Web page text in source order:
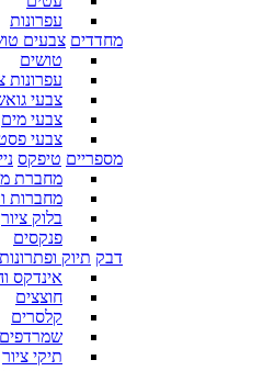
עפרונות
מחדדים צבעים
טושים
עפרונות
צבעי
צבעי מים
צבעי
מספריים טיפקס
מחברת
מחברות
בלוק ציור
פנקסים
דבק תיוק
אינדקס
חוצצים
קלסרים
שמרדפים
תיקי ציור